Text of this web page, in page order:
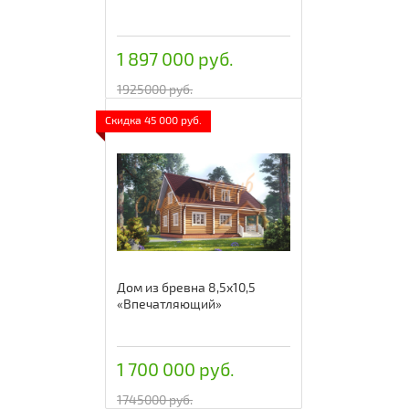
1 897 000 руб.
1925000 руб.
Скидка 45 000 руб.
Дом из бревна 8,5х10,5
«Впечатляющий»
1 700 000 руб.
1745000 руб.